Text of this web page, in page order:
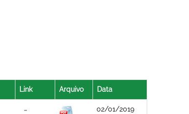
Link Arquivo Data
02/01/2019